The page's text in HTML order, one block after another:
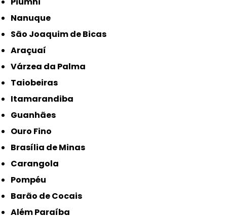
Nanuque
São Joaquim de Bicas
Araçuaí
Várzea da Palma
Taiobeiras
Itamarandiba
Guanhães
Ouro Fino
Brasília de Minas
Carangola
Pompéu
Barão de Cocais
Além Paraíba